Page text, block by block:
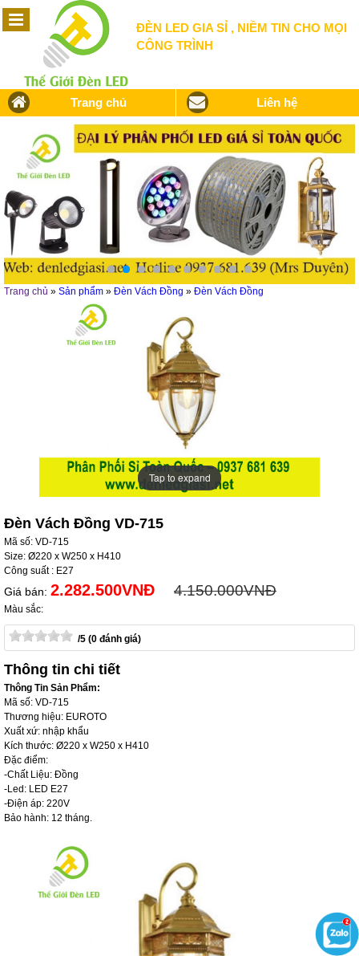
ĐÈN LED GIA SỈ , NIỀM TIN CHO MỌI
CÔNG TRÌNH
Trang chủ Liên hệ
Trang chủ » Sản phẩm » Đèn Vách Đồng » Đèn Vách Đồng
Tap to expand
Tap to expand
Đèn Vách Đồng VD-715
Mã số: VD-715
Size: Ø220 x W250 x H410
Công suất : E27
Giá bán: 2.282.500VNĐ 4.150.000VNĐ
Màu sắc:
/5 (0 đánh giá)
Thông tin chi tiết
Thông Tin Sản Phẩm:
Mã số: VD-715
Thương hiệu: EUROTO
Xuất xứ: nhập khẩu
Kích thước: Ø220 x W250 x H410
Đặc điểm:
-Chất Liệu: Đồng
-Led: LED E27
-Điện áp: 220V
Bảo hành: 12 tháng.